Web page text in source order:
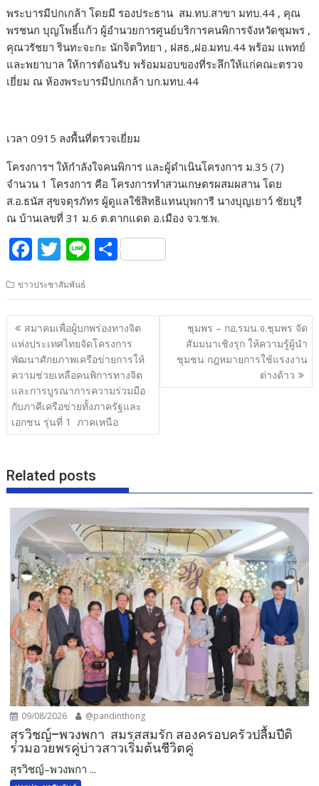
พระบารมีปกเกล้า โดยมี รองประธาน สม.ทบ.สาขา มทบ.44 , คุณ
พรชนก บุญโพธิ์แก้ว ผู้อำนวยการศูนย์บริการคนพิการจังหวัดชุมพร ,
คุณวรัชยา รินทะจะกะ นักจิตวิทยา , ฝสธ.,ฝอ.มทบ.44 พร้อม แพทย์
และพยาบาล ให้การต้อนรับ พร้อมมอบของที่ระลึกให้แก่คณะตรวจ
เยี่ยม ณ ห้องพระบารมีปกเกล้า บก.มทบ.44
เวลา 0915 ลงพื้นที่ตรวจเยี่ยม
โครงการฯ ให้กำลังใจคนพิการ และผู้ดำเนินโครงการ ม.35 (7)
จำนวน 1 โครงการ คือ โครงการทำสวนเกษตรผสมผสาน โดย
ส.อ.ธนัส สุขจตุรภัทร ผู้ดูแลใช้สิทธิแทนบุพการี นางบุญเยาว์ ชัยบุรี
ณ บ้านเลขที่ 31 ม.6 ต.ตากแดด อ.เมือง จว.ช.พ.
F
e
b
o
o
k
T
itt
er
Li
e
S
ar
e
ข่าวประชาสัมพันธ์
แนะแนว
เรื่อง
สมาคมเพื่อผู้บกพร่องทางจิต
แห่งประเทศไทยจัดโครงการ
พัฒนาศักยภาพเครือข่ายการให้
ความช่วยเหลือคนพิการทางจิต
และการบูรณาการความร่วมมือ
กับภาคีเครือข่ายทั้งภาครัฐและ
เอกชน รุ่นที่ 1 ภาคเหนือ
ชุมพร – กอ.รมน.จ.ชุมพร จัด
สัมมนาเชิงรุก ให้ความรู้ผู้นำ
ชุมชน กฎหมายการใช้แรงงาน
ต่างด้าว
Related posts
09/08/2026 @pandinthong
สุรวิชญ์–พวงพกา สมรสสมรัก สองครอบครัวปลื้มปีติ
ร่วมอวยพรคู่บ่าวสาวเริ่มต้นชีวิตคู่
สุรวิชญ์–พวงพกา ...